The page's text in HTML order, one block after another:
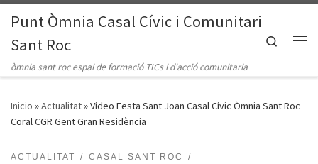
Saltar al contenido
Punt Òmnia Casal Cívic i Comunitari
Sant Roc
òmnia sant roc espai de formació TICs i d'acció comunitaria
Search
Inicio »Actualitat»Vídeo Festa Sant Joan Casal Cívic Òmnia Sant Roc
Coral CGR Gent Gran Residència
ACTUALITAT
CASAL SANT ROC